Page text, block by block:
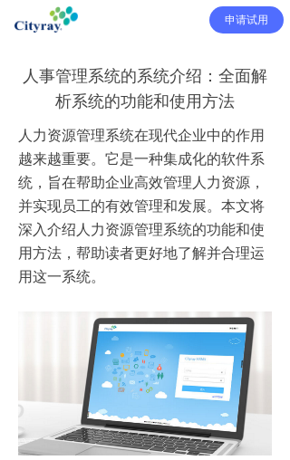
申请试用
人事管理系统的系统介绍：全面解
析系统的功能和使用方法
人力资源管理系统在现代企业中的作用
越来越重要。它是一种集成化的软件系
统，旨在帮助企业高效管理人力资源，
并实现员工的有效管理和发展。本文将
深入介绍人力资源管理系统的功能和使
用方法，帮助读者更好地了解并合理运
用这一系统。